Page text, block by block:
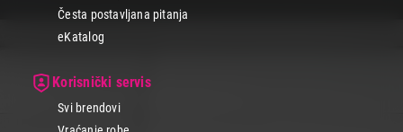
Česta postavljana pitanja
eKatalog
Korisnički servis
Svi brendovi